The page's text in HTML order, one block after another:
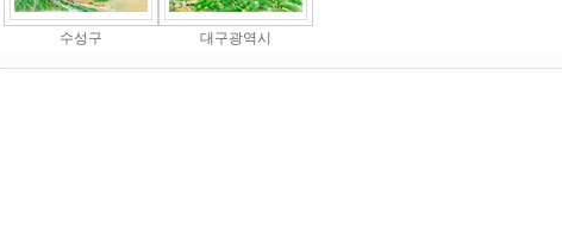
수성구 대구광역시